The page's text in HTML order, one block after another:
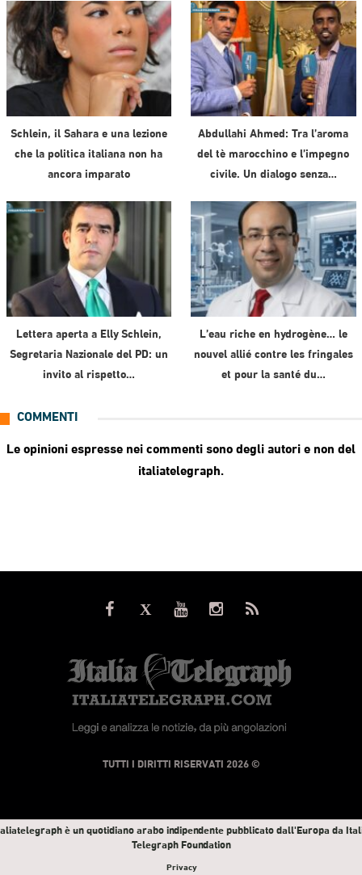
Schlein, il Sahara e una lezione
che la politica italiana non ha
ancora imparato
Abdullahi Ahmed: Tra l’aroma
del tè marocchino e l’impegno
civile. Un dialogo senza…
Lettera aperta a Elly Schlein,
Segretaria Nazionale del PD: un
invito al rispetto…
L’eau riche en hydrogène… le
nouvel allié contre les fringales
et pour la santé du…
COMMENTI
Le opinioni espresse nei commenti sono degli autori e non del
italiatelegraph.
© TUTTI I DIRITTI RISERVATI 2026
è un quotidiano arabo indipendente pubblicato dall'Europa da
Telegraph Foundation
Privacy